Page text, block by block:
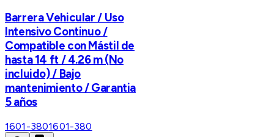
Barrera Vehicular / Uso
Intensivo Continuo /
Compatible con Mástil de
hasta 14 ft / 4.26 m (No
incluido) / Bajo
mantenimiento / Garantia
5 años
1601-3801601-380